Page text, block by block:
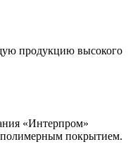
продукцию высокого
«Интерпром»
полимерным покрытием.